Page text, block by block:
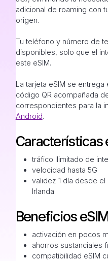
adicional de roaming con
origen.
Tu teléfono y número de
disponibles, solo que el
este eSIM.
La tarjeta eSIM se
código QR acompañada
correspondientes para la
Android.
Características
tráfico Ilimitado de
velocidad hasta 5G
validez 1 día desde
Irlanda
Beneficios
activación en pocos
ahorros sustanciales
compatibilidad eSIM